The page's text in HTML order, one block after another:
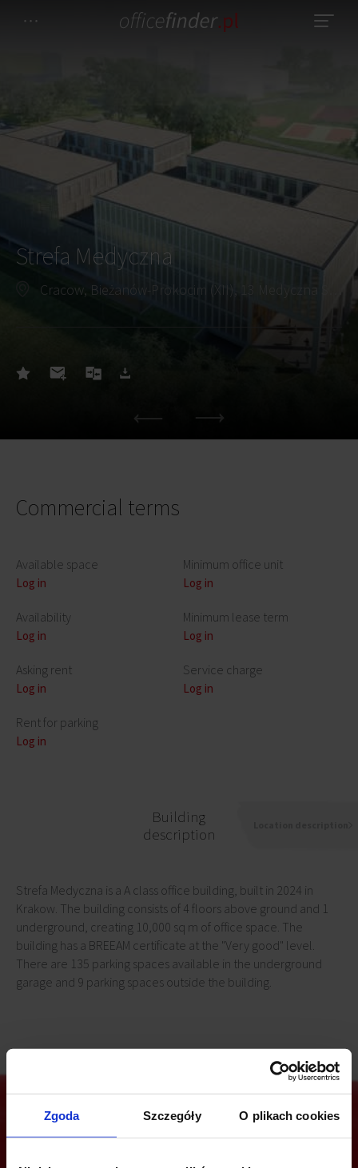
Zgoda Szczegóły O plikach cookies
Strefa Medyczna
Commercial terms
Available space
Log in
Availability
Log in
Asking rent
Log in
Rent for parking
Log in
Minimum office unit
Log in
Minimum lease term
Log in
Service charge
Log in
Building
description
Strefa Medyczna is a A class office building, built in 2024 in
Krakow. The building consists of 4 floors above ground and 1
underground, creating 10,000 sq m of office space. The
building has a BREEAM certificate at the "Very good" level.
There are 135 parking spaces available in the underground
garage and 9 parking spaces outside the building.